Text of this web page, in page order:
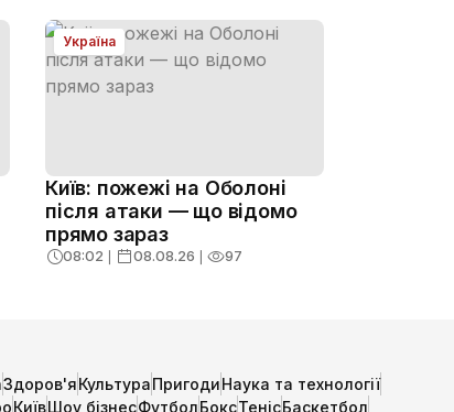
Україна
Київ: пожежі на Оболоні
після атаки — що відомо
прямо зараз
08:02 ❘ 08.08.26 ❘ 97
Здоров'яКультураПригодиНаука та технології
КиївШоу бізнесФутболБоксТенісБаскетбол